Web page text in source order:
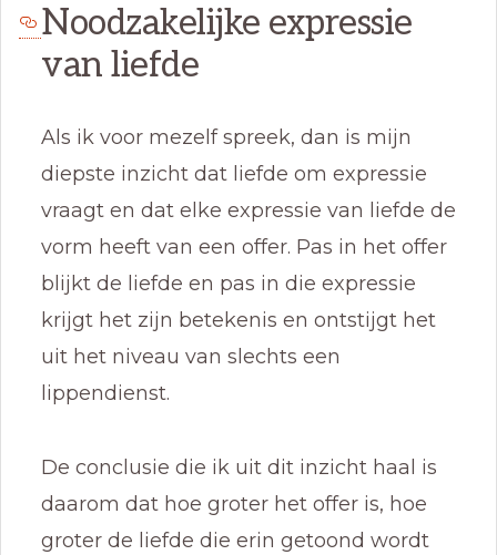
Noodzakelijke expressie
van liefde
Als ik voor mezelf spreek, dan is mijn
diepste inzicht dat liefde om expressie
vraagt en dat elke expressie van liefde de
vorm heeft van een offer. Pas in het offer
blijkt de liefde en pas in die expressie
krijgt het zijn betekenis en ontstijgt het
uit het niveau van slechts een
lippendienst.
De conclusie die ik uit dit inzicht haal is
daarom dat hoe groter het offer is, hoe
groter de liefde die erin getoond wordt